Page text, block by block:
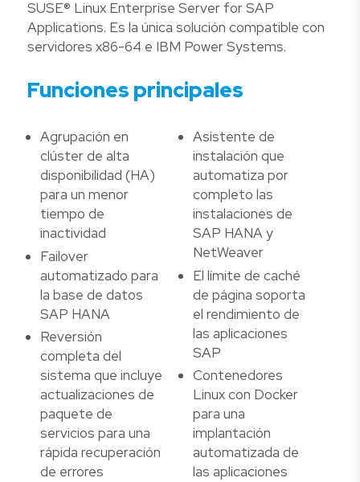
SUSE® Linux Enterprise Server for SAP
Applications. Es la única solución compatible con
servidores x86-64 e IBM Power Systems.
Funciones principales
Agrupación en
clúster de alta
disponibilidad (HA)
para un menor
tiempo de
inactividad
Failover
automatizado para
la base de datos
SAP HANA
Reversión
completa del
sistema que incluye
actualizaciones de
paquete de
servicios para una
rápida recuperación
de errores
Asistente de
instalación que
automatiza por
completo las
instalaciones de
SAP HANA y
NetWeaver
El límite de caché
de página soporta
el rendimiento de
las aplicaciones
SAP
Contenedores
Linux con Docker
para una
implantación
automatizada de
las aplicaciones